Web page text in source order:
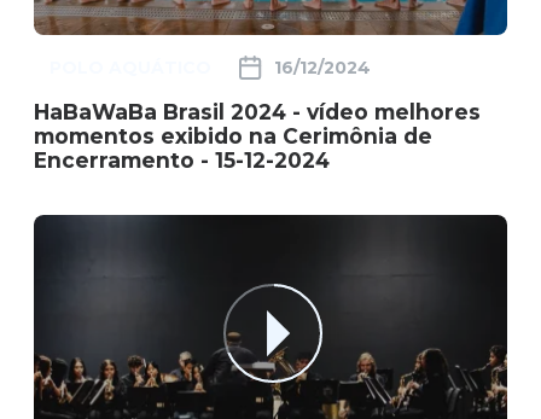
16/12/2024
HaBaWaBa Brasil 2024 - vídeo melhores
momentos exibido na Cerimônia de
Encerramento - 15-12-2024